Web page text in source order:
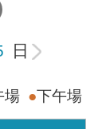
日
場 下午場